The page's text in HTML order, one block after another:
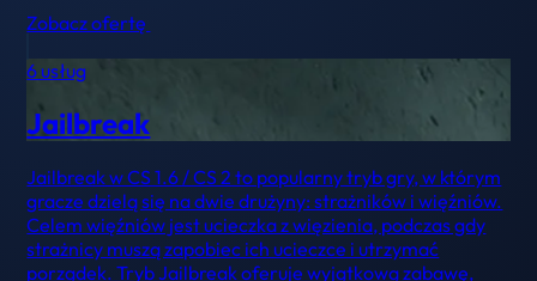
Zobacz ofertę
6 usług
Jailbreak
Jailbreak w CS 1.6 / CS 2 to popularny tryb gry, w którym
gracze dzielą się na dwie drużyny: strażników i więźniów.
Celem więźniów jest ucieczka z więzienia, podczas gdy
strażnicy muszą zapobiec ich ucieczce i utrzymać
porządek. Tryb Jailbreak oferuje wyjątkową zabawę,